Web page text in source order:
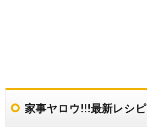
家事ヤロウ!!!最新レシピ